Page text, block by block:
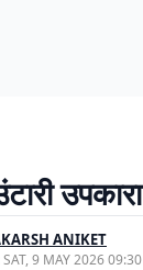
ANIKET
SAT, 9 MAY 2026